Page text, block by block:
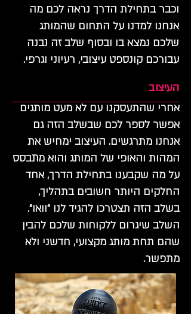
וכבר בתחילת הדרך נראה לכם מה
אנחנו למדנו על התחום שהמותג
שלכם נמצא בו ובסוף שלב זה נבנה
עבורכם קונספט עיצובי, רעיוני וגרפי.
העיצוב
אחרי שהתעסקנו עם לא מעט מותגים
אפשר לספר לכם שבשלב הזה גם
אנחנו מתרגשים. העיצוב ימחיש את
המהות והאופי של המותג והוא מתבסס
על מה שקבענו בתחילת הדרך, אחד
החלקים היותר חשובים בתהליך,
בשלב הזה תצטרכו להגיד לנו ״וואו״.
השלב שיגרום ללקוחות שלכם להבין
שהם תחת מותג מקצועי, חדשני ולא
מתפשר.